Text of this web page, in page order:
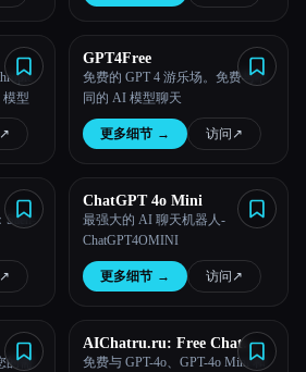
型
↗︎
GPT4Free
免费的 GPT 4 游乐场。免费与不
同的 AI 模型聊天
更多细节 → 访问 ↗︎
↗︎
ChatGPT 4o Mini
最强大的 AI 聊天机器人-
ChatGPT4OMINI
更多细节 → 访问 ↗︎
的需
AIChatru.ru: Free Chat
with GPT and Claude AI
免费与 GPT-4o、GPT-4o Mini 和